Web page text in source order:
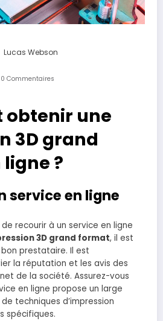
Lucas Webson
0 Commentaires
obtenir une
3D grand
?
service en ligne
recourir à un service en ligne
3D grand format, il est
prestataire. Il est
la réputation et les avis des
de la société. Assurez-vous
en ligne propose un large
techniques d’impression
spécifiques.